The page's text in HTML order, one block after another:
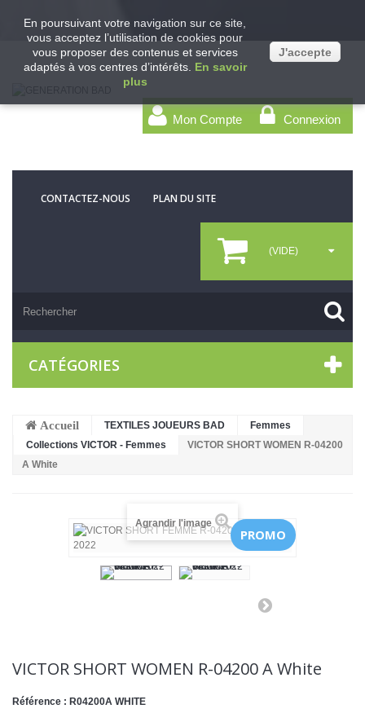
Connexion
Mon Compte
CONTACTEZ-NOUS PLAN DU SITE
(VIDE)
CATÉGORIES
Accueil TEXTILES JOUEURS BAD
Femmes
Collections VICTOR - Femmes
VICTOR SHORT WOMEN R-04200
A White
PROMO
Agrandir l'image
VICTOR SHORT WOMEN R-04200 A White
Référence : R04200A WHITE
En poursuivant votre navigation sur ce site,
vous acceptez l’utilisation de cookies pour
vous proposer des contenus et services
adaptés à vos centres d’intérêts. En savoir
plus
J'accepte